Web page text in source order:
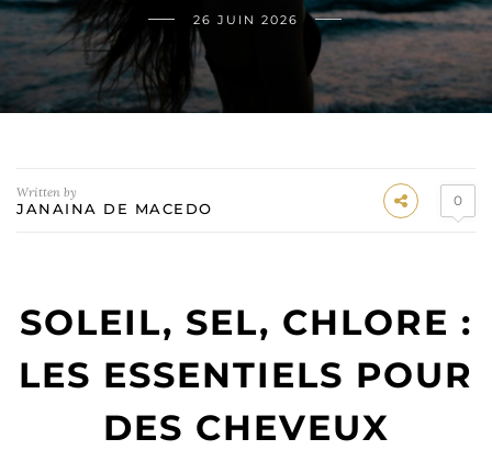
26 JUIN 2026
Written by
JANAINA DE MACEDO 0
SOLEIL, SEL, CHLORE :
LES ESSENTIELS POUR
DES CHEVEUX